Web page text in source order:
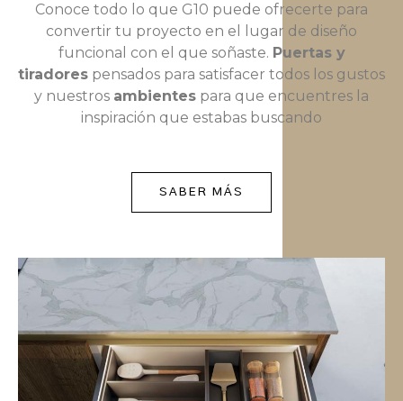
Conoce todo lo que G10 puede ofrecerte para
convertir tu proyecto en el lugar de diseño
funcional con el que soñaste. Puertas y
tiradores pensados para satisfacer todos los gustos
y nuestros ambientes para que encuentres la
inspiración que estabas buscando
SABER MÁS